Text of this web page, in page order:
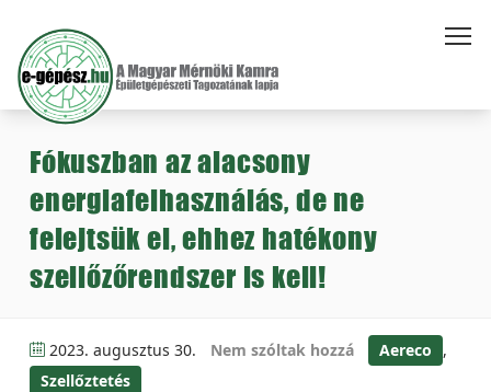
Fókuszban az alacsony
energiafelhasználás, de ne
felejtsük el, ehhez hatékony
szellőzőrendszer is kell!
2023. augusztus 30. Nem szóltak hozzá Aereco
,
Szellőztetés